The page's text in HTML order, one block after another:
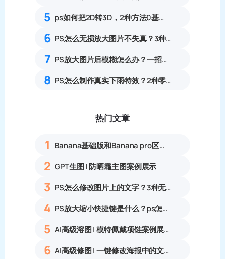
5 ps如何把2D转3D，2种方法0基础可上手的详细教程
6 PS怎么无损放大图片不失真？3种零锯齿高清放大实操教程
7 PS放大图片后模糊怎么办？一招提升图片清晰度
8 PS怎么制作真实下雨特效？2种零基础雨水氛围感修图教程
热门文章
1 Banana基础版和Banana pro区别对比丨具体案例应用+使用教程
2 GPT生图 | 防晒霜主图案例展示
3 PS怎么修改图片上的文字？3种无痕改字方法，新手也能搞定
4 PS放大缩小快捷键是什么？ps怎么把图片拉大拉小？
5 AI高级溶图 | 模特佩戴项链案例展示
6 AI高级修图 | 一键修改海报中的文字